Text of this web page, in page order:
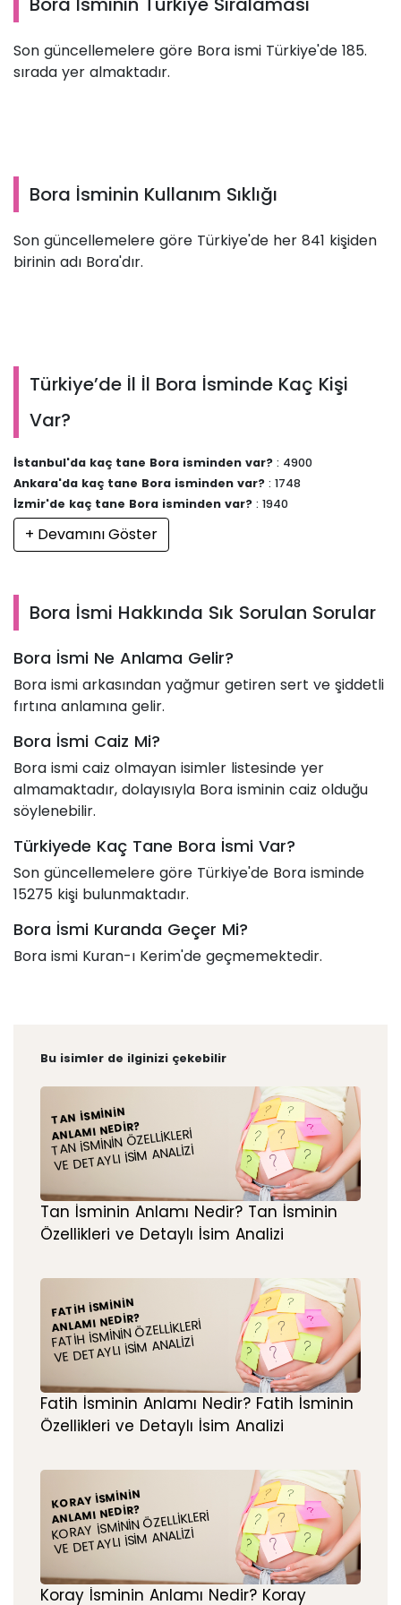
Son güncellemelere göre Bora ismi Türkiye'de 185.
sırada yer almaktadır.
Bora İsminin Kullanım Sıklığı
Son güncellemelere göre Türkiye'de her 841 kişiden
birinin adı Bora'dır.
Türkiye’de İl İl Bora İsminde Kaç Kişi
Var?
İstanbul'da kaç tane Bora isminden var? : 4900
Ankara'da kaç tane Bora isminden var? : 1748
İzmir'de kaç tane Bora isminden var? : 1940
+ Devamını Göster
Bora İsmi Hakkında Sık Sorulan Sorular
Bora İsmi Ne Anlama Gelir?
Bora ismi arkasından yağmur getiren sert ve şiddetli
fırtına anlamına gelir.
Bora İsmi Caiz Mi?
Bora ismi caiz olmayan isimler listesinde yer
almamaktadır, dolayısıyla Bora isminin caiz olduğu
söylenebilir.
Türkiyede Kaç Tane Bora İsmi Var?
Son güncellemelere göre Türkiye'de Bora isminde
15275 kişi bulunmaktadır.
Bora İsmi Kuranda Geçer Mi?
Bora ismi Kuran-ı Kerim'de geçmemektedir.
Bu isimler de ilginizi çekebilir
TAN İSMININ
ANLAMI NEDIR?
TAN İSMININ ÖZELLIKLERI
VE DETAYLI İSIM ANALIZI
Tan İsminin Anlamı Nedir? Tan İsminin
Özellikleri ve Detaylı İsim Analizi
FATIH İSMININ
ANLAMI NEDIR?
FATIH İSMININ ÖZELLIKLERI
VE DETAYLI İSIM ANALIZI
Fatih İsminin Anlamı Nedir? Fatih İsminin
Özellikleri ve Detaylı İsim Analizi
KORAY İSMININ
ANLAMI NEDIR?
KORAY İSMININ ÖZELLIKLERI
VE DETAYLI İSIM ANALIZI
Koray İsminin Anlamı Nedir? Koray